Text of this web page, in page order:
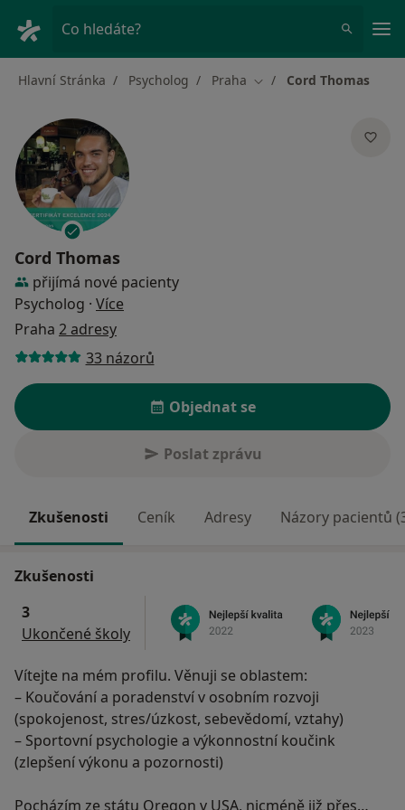
Co hledáte?
Hlavní Stránka Psycholog Praha Změna města
Cord Thomas
Cord Thomas
přijímá nové pacienty
Psycholog · Více
Praha 2 adresy
33 názorů
Objednat se
Poslat zprávu
Zkušenosti Ceník Adresy Názory pacientů
Zkušenosti
3
Ukončené školy
Vítejte na mém profilu. Věnuji se oblastem:
– Koučování a poradenství v osobním rozvoji
(spokojenost, stres/úzkost, sebevědomí, vztahy)
– Sportovní psychologie a výkonnostní koučink
(zlepšení výkonu a pozornosti)
Pocházím ze státu Oregon v USA, nicméně již přes